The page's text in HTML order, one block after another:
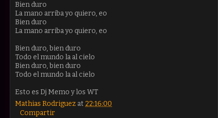
Bien duro
La mano arriba yo quiero, eo
Bien duro
La mano arriba yo quiero, eo
Bien duro, bien duro
Todo el mundo la al cielo
Bien duro, bien duro
Todo el mundo la al cielo
Esto es Dj Memo y los WT
Mathias Rodriguez at 22:16:00
Compartir